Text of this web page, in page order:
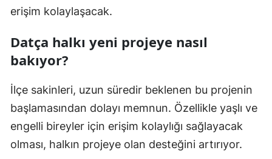
erişim kolaylaşacak.
Datça halkı yeni projeye nasıl
bakıyor?
İlçe sakinleri, uzun süredir beklenen bu projenin
başlamasından dolayı memnun. Özellikle yaşlı ve
engelli bireyler için erişim kolaylığı sağlayacak
olması, halkın projeye olan desteğini artırıyor.